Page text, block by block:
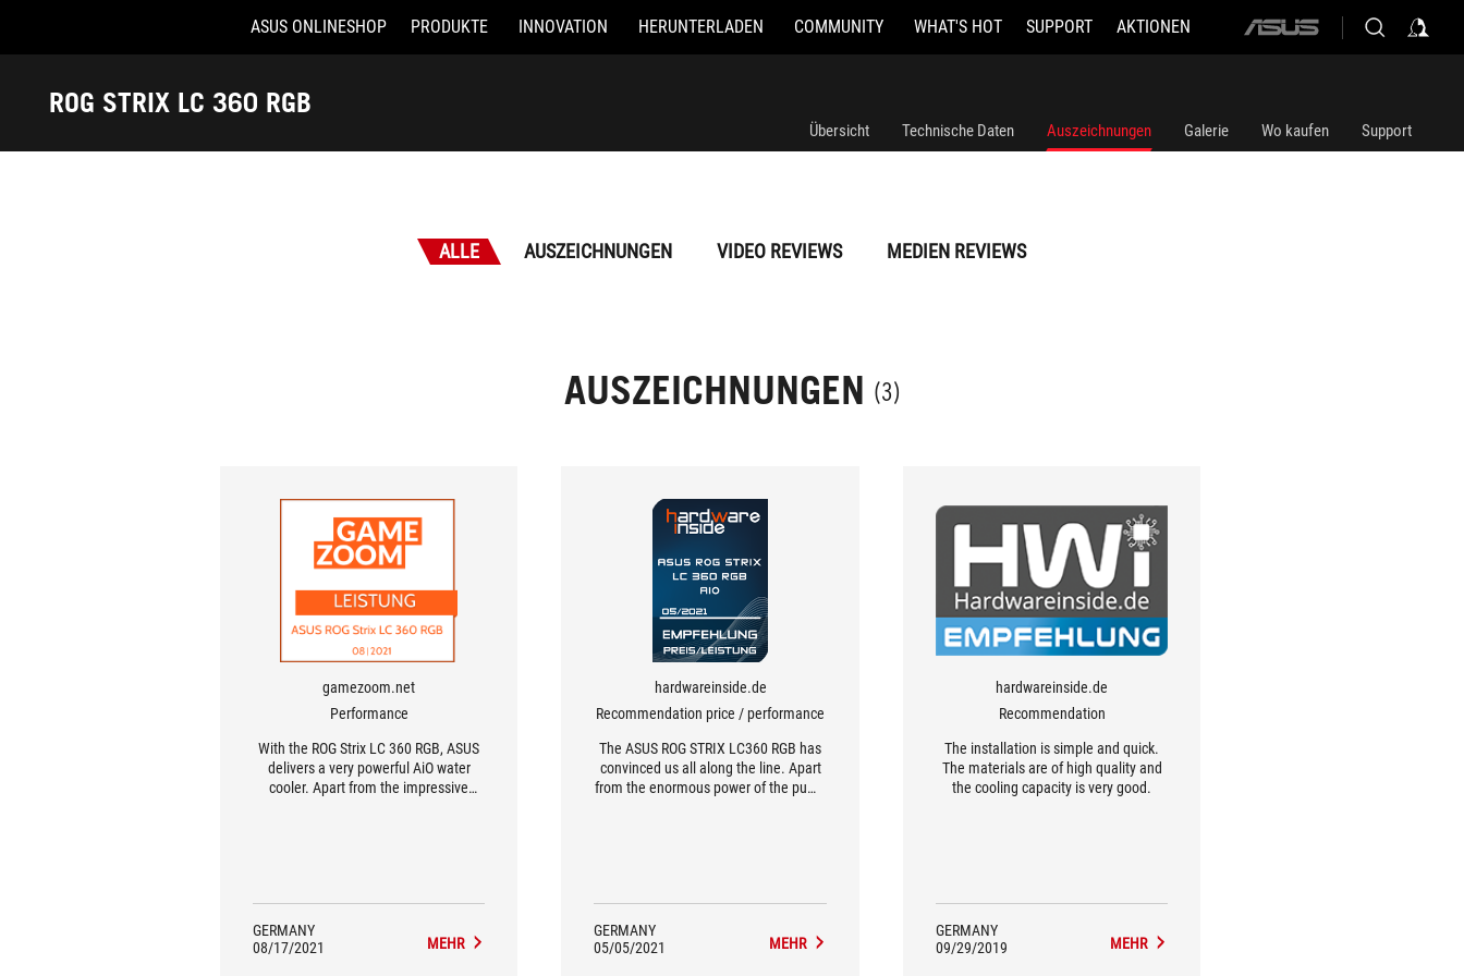
Accessibility links
ASUS ONLINESHOP PRODUKTE INNOVATION HERUNTERLADEN COMMUNITY WHAT'S HOT SUPPORT AKTIONEN
ASUS
ROG STRIX LC 360 RGB
Auszeichnungen
Übersicht Technische Daten Auszeichnungen Galerie Wo kaufen Support
ALLE AUSZEICHNUNGEN VIDEO REVIEWS MEDIEN REVIEWS
AUSZEICHNUNGEN (3)
gamezoom.net
Performance
With the ROG Strix LC 360 RGB, ASUS
delivers a very powerful AiO water
cooler. Apart from the impressive
GERMANY
08/17/2021
MEHR
hardwareinside.de
Recommendation price / performance
The ASUS ROG STRIX LC360 RGB has
convinced us all along the line. Apart
from the enormous power of the pump
GERMANY
05/05/2021
MEHR
hardwareinside.de
Recommendation
The installation is simple and quick.
The materials are of high quality and
the cooling capacity is very good.
GERMANY
09/29/2019
MEHR